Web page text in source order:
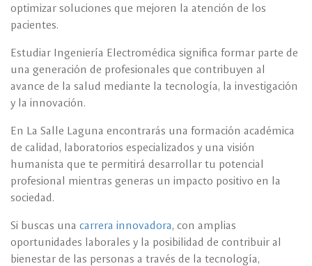
optimizar soluciones que mejoren la atención de los
pacientes.
Estudiar Ingeniería Electromédica significa formar parte de
una generación de profesionales que contribuyen al
avance de la salud mediante la tecnología, la investigación
y la innovación.
En La Salle Laguna encontrarás una formación académica
de calidad, laboratorios especializados y una visión
humanista que te permitirá desarrollar tu potencial
profesional mientras generas un impacto positivo en la
sociedad.
Si buscas una carrera innovadora, con amplias
oportunidades laborales y la posibilidad de contribuir al
bienestar de las personas a través de la tecnología,